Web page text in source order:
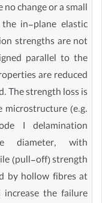
change or a small
in-plane elastic
strengths are not
parallel to the
are reduced
The strength loss is
microstructure (e.g.
I delamination
diameter, with
(pull-off) strength
by hollow fibres at
the failure